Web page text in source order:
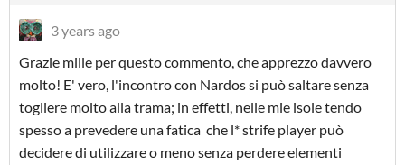
3 years ago
Grazie mille per questo commento, che apprezzo davvero
molto! E' vero, l'incontro con Nardos si può saltare senza
togliere molto alla trama; in effetti, nelle mie isole tendo
spesso a prevedere una fatica che l* strife player può
decidere di utilizzare o meno senza perdere elementi